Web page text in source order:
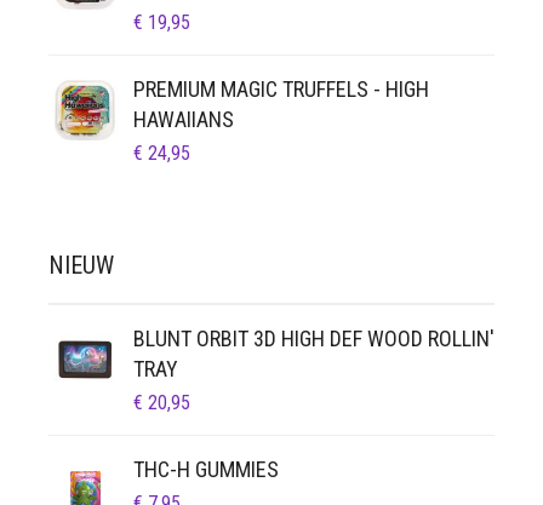
€ 19,95
PREMIUM MAGIC TRUFFELS - HIGH
HAWAIIANS
€ 24,95
NIEUW
BLUNT ORBIT 3D HIGH DEF WOOD ROLLIN'
TRAY
€ 20,95
THC-H GUMMIES